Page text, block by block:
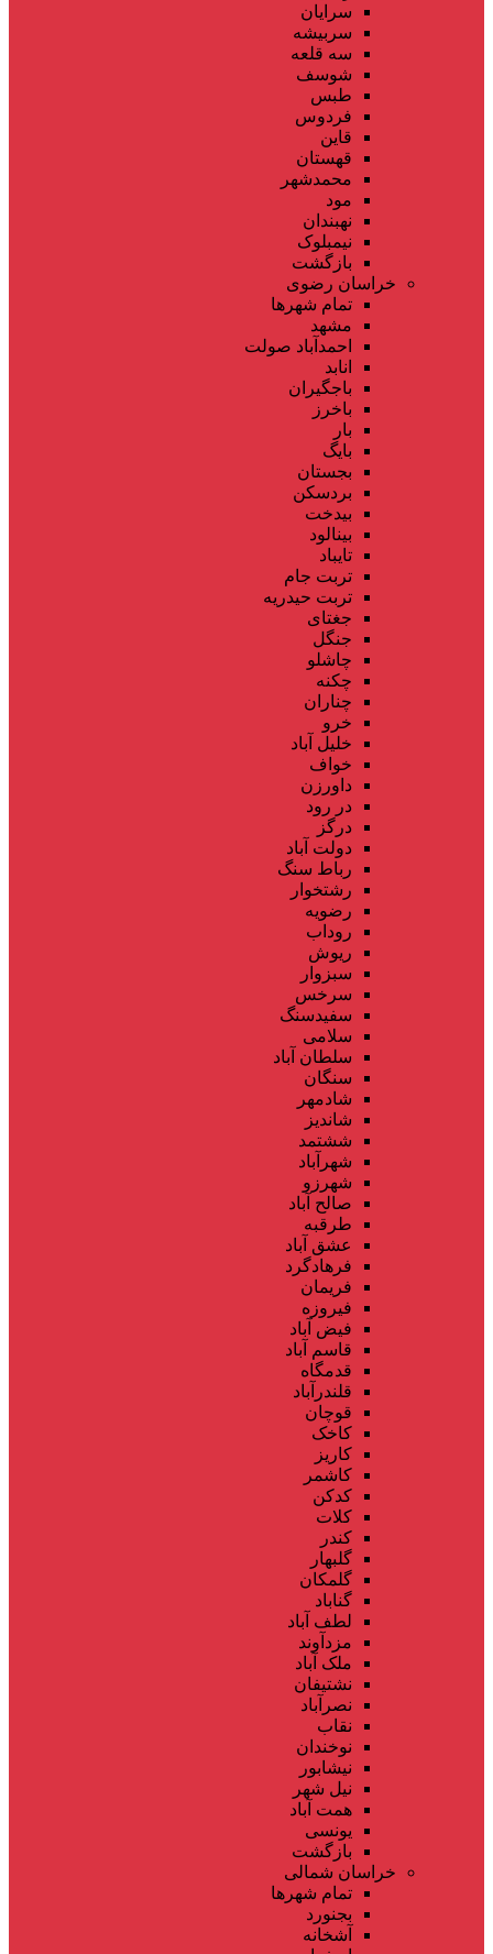
سرایان
سربیشه
سه قلعه
شوسف
طبس
فردوس
قاین
قهستان
محمدشهر
مود
نهبندان
نیمبلوک
بازگشت
خراسان رضوی
تمام شهر‌ها
مشهد
احمدآباد صولت
انابد
باجگیران
باخرز
بار
بایگ
بجستان
بردسکن
بیدخت
بینالود
تایباد
تربت جام
تربت حیدریه
جغتای
جنگل
چاشلو
چکنه
چناران
خرو
خلیل آباد
خواف
داورزن
در رود
درگز
دولت آباد
رباط سنگ
رشتخوار
رضویه
روداب
ریوش
سبزوار
سرخس
سفیدسنگ
سلامی
سلطان آباد
سنگان
شادمهر
شاندیز
ششتمد
شهرآباد
شهرزو
صالح آباد
طرقبه
عشق آباد
فرهادگرد
فریمان
فیروزه
فیض آباد
قاسم آباد
قدمگاه
قلندرآباد
قوچان
کاخک
کاریز
کاشمر
کدکن
کلات
کندر
گلبهار
گلمکان
گناباد
لطف آباد
مزدآوند
ملک آباد
نشتیفان
نصرآباد
نقاب
نوخندان
نیشابور
نیل شهر
همت آباد
یونسی
بازگشت
خراسان شمالی
تمام شهر‌ها
بجنورد
آشخانه